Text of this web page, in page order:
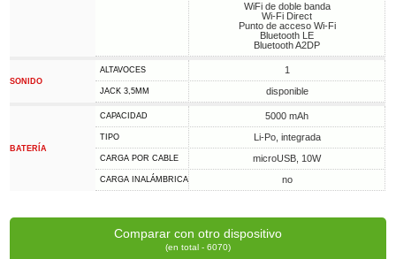
WiFi de doble banda
Wi-Fi Direct
Punto de acceso Wi-Fi
Bluetooth LE
Bluetooth A2DP
SONIDO
ALTAVOCES 1
JACK 3,5MM disponible
BATERÍA
CAPACIDAD 5000 mAh
TIPO Li-Po, integrada
CARGA POR CABLE microUSB, 10W
CARGA INALÁMBRICA no
Comparar con otro dispositivo
(en total - 6070)